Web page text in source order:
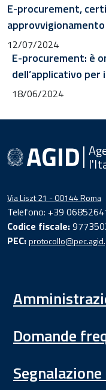
E-procurement,
12/07/2024
E-procurement: è
dell’applicativo
18/06/2024
Via Liszt 21 - 00144 Roma
Telefono: +39
Codice fiscale:
PEC:
Domande